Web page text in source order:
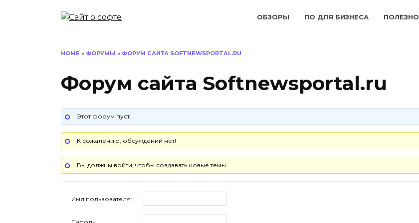
ОБЗОРЫ ПО ДЛЯ БИЗНЕСА ПОЛЕЗНО
HOME » ФОРУМЫ » ФОРУМ САЙТА SOFTNEWSPORTAL.RU
Форум сайта Softnewsportal.ru
Этот форум пуст.
К сожалению, обсуждений нет!
Вы должны войти, чтобы создавать новые темы.
Имя пользователя: